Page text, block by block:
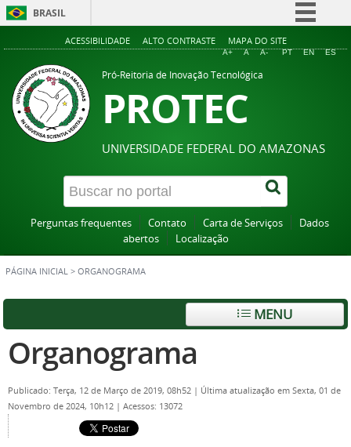
BRASIL
Simplifique!
Acesso à informação
ACESSIBILIDADE ALTO CONTRASTE MAPA DO SITE
A+ A A- PT EN ES
Pró-Reitoria de Inovação Tecnológica
PROTEC
UNIVERSIDADE FEDERAL DO AMAZONAS
Perguntas frequentes Contato Carta de Serviços
Dados
abertos
Localização
PÁGINA INICIAL > ORGANOGRAMA
MENU
Organograma
Publicado: Terça, 12 de Março de 2019, 08h52 | Última atualização em Sexta, 01 de
Novembro de 2024, 10h12 | Acessos: 13072